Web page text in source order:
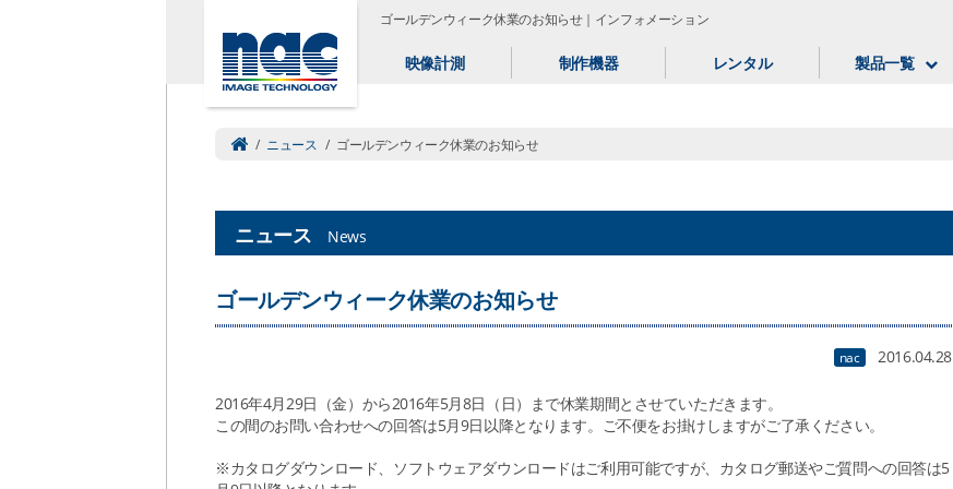
ゴールデンウィーク休業のお知らせ｜インフォメーション
映像計測 制作機器 レンタル 製品一覧
/ ニュース / ゴールデンウィーク休業のお知らせ
ニュース News
ゴールデンウィーク休業のお知らせ
nac 2016.04.28
2016年4月29日（金）から2016年5月8日（日）まで休業期間とさせていただきます。
この間のお問い合わせへの回答は5月9日以降となります。ご不便をお掛けしますがご了承ください。
※カタログダウンロード、ソフトウェアダウンロードはご利用可能ですが、カタログ郵送やご質問への回答は5